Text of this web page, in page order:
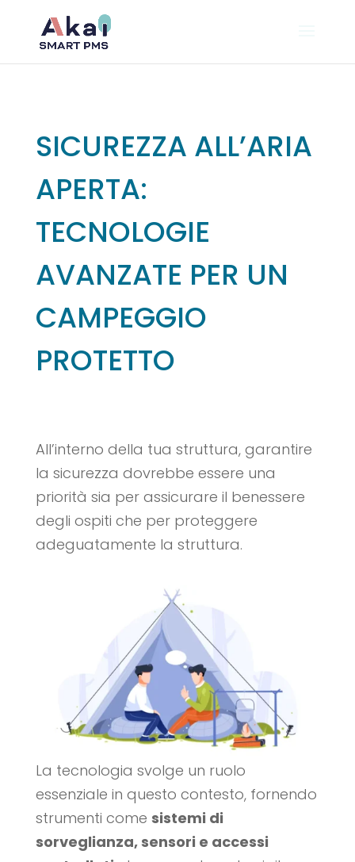
SICUREZZA ALL’ARIA
APERTA:
TECNOLOGIE
AVANZATE PER UN
CAMPEGGIO
PROTETTO
All’interno della tua struttura, garantire
la sicurezza dovrebbe essere una
priorità sia per assicurare il benessere
degli ospiti che per proteggere
adeguatamente la struttura.
La tecnologia svolge un ruolo
essenziale in questo contesto, fornendo
strumenti come sistemi di
sorveglianza, sensori e accessi